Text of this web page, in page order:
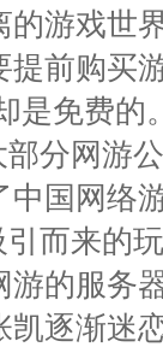
游戏世
前购买
是免费的
分网游
中国网络
而来的
的服务
逐渐迷